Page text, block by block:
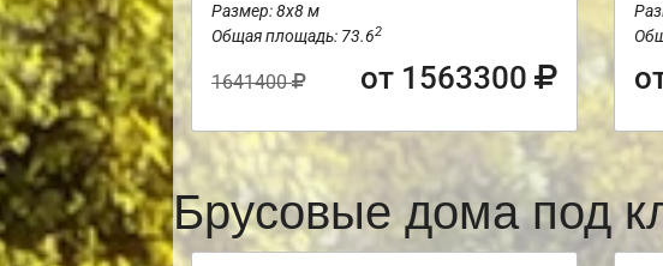
Размер: 8х8 м
Общая площадь: 73.62
1641400 от 1563300
Брусовые дома под